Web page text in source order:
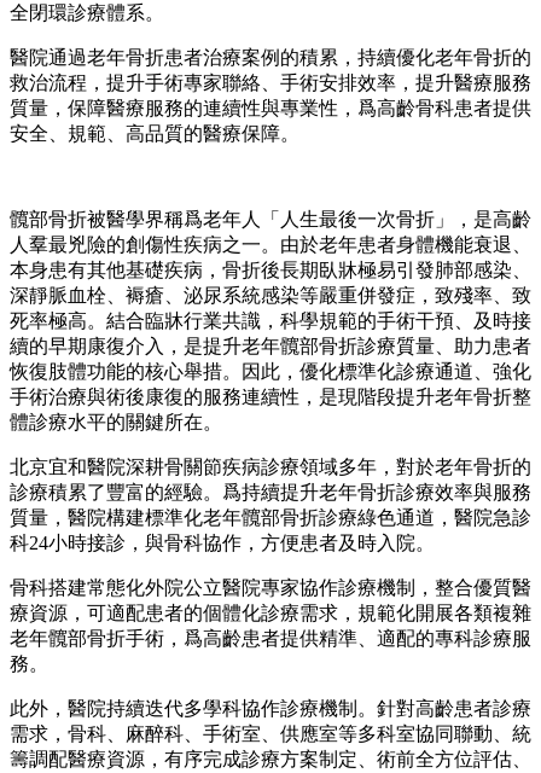
全閉環診療體系。
醫院通過老年骨折患者治療案例的積累，持續優化老年骨折的
救治流程，提升手術專家聯絡、手術安排效率，提升醫療服務
質量，保障醫療服務的連續性與專業性，爲高齡骨科患者提供
安全、規範、高品質的醫療保障。
髖部骨折被醫學界稱爲老年人「人生最後一次骨折」，是高齡
人羣最兇險的創傷性疾病之一。由於老年患者身體機能衰退、
本身患有其他基礎疾病，骨折後長期臥牀極易引發肺部感染、
深靜脈血栓、褥瘡、泌尿系統感染等嚴重併發症，致殘率、致
死率極高。結合臨牀行業共識，科學規範的手術干預、及時接
續的早期康復介入，是提升老年髖部骨折診療質量、助力患者
恢復肢體功能的核心舉措。因此，優化標準化診療通道、強化
手術治療與術後康復的服務連續性，是現階段提升老年骨折整
體診療水平的關鍵所在。
北京宜和醫院深耕骨關節疾病診療領域多年，對於老年骨折的
診療積累了豐富的經驗。爲持續提升老年骨折診療效率與服務
質量，醫院構建標準化老年髖部骨折診療綠色通道，醫院急診
科24小時接診，與骨科協作，方便患者及時入院。
骨科搭建常態化外院公立醫院專家協作診療機制，整合優質醫
療資源，可適配患者的個體化診療需求，規範化開展各類複雜
老年髖部骨折手術，爲高齡患者提供精準、適配的專科診療服
務。
此外，醫院持續迭代多學科協作診療機制。針對高齡患者診療
需求，骨科、麻醉科、手術室、供應室等多科室協同聯動、統
籌調配醫療資源，有序完成診療方案制定、術前全方位評估、